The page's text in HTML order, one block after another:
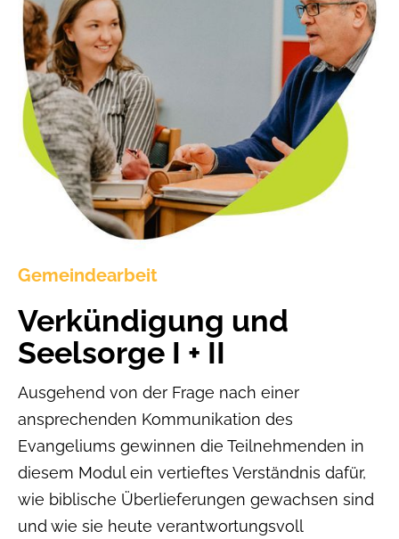
Gemeindearbeit
Verkündigung und
Seelsorge I + II
Ausgehend von der Frage nach einer
ansprechenden Kommunikation des
Evangeliums gewinnen die Teilnehmenden in
diesem Modul ein vertieftes Verständnis dafür,
wie biblische Überlieferungen gewachsen sind
und wie sie heute verantwortungsvoll